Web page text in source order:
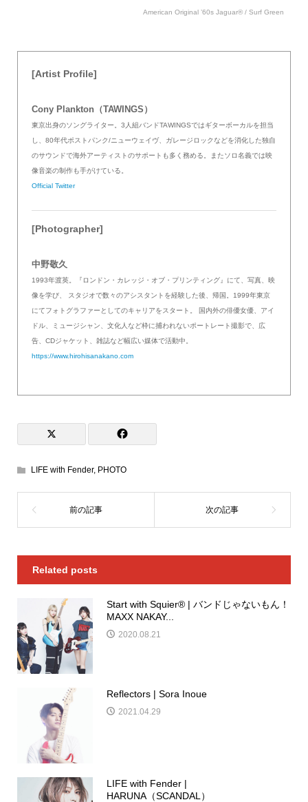
American Original ’60s Jaguar® / Surf Green
[Artist Profile]
Cony Plankton（TAWINGS）
東京出身のソングライター。3人組バンドTAWINGSではギターボーカルを担当
し、80年代ポストパンク/ニューウェイヴ、ガレージロックなどを消化した独自
のサウンドで海外アーティストのサポートも多く務める。またソロ名義では映
像音楽の制作も手がけている。
Official Twitter
[Photographer]
中野敬久
1993年渡英。『ロンドン・カレッジ・オブ・プリンティング』にて、写真、映
像を学び、 スタジオで数々のアシスタントを経験した後、帰国。1999年東京
にてフォトグラファーとしてのキャリアをスタート。 国内外の俳優女優、アイ
ドル、ミュージシャン、文化人など枠に捕われないポートレート撮影で、広
告、CDジャケット、雑誌など幅広い媒体で活動中。
https://www.hirohisanakano.com
LIFE with Fender, PHOTO
Related posts
Start with Squier® | バンドじゃないもん！
MAXX NAKAY...
2020.08.21
Reflectors | Sora Inoue
2021.04.29
LIFE with Fender |
HARUNA（SCANDAL）